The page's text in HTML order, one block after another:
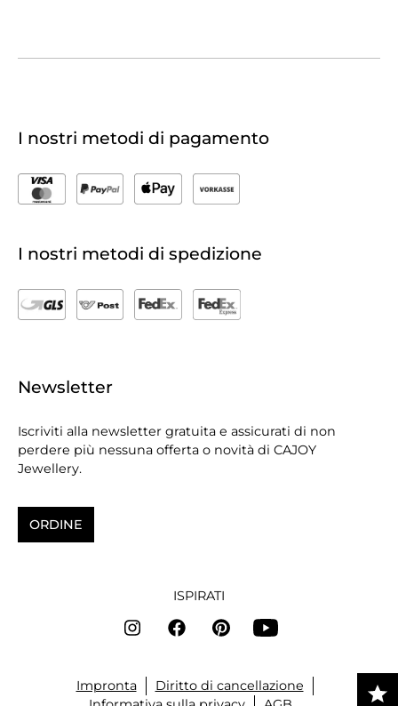
I nostri metodi di pagamento
I nostri metodi di spedizione
Newsletter
Iscriviti alla newsletter gratuita e assicurati di non
perdere più nessuna offerta o novità di CAJOY
Jewellery.
ORDINE
ISPIRATI
Impronta
Diritto di cancellazione